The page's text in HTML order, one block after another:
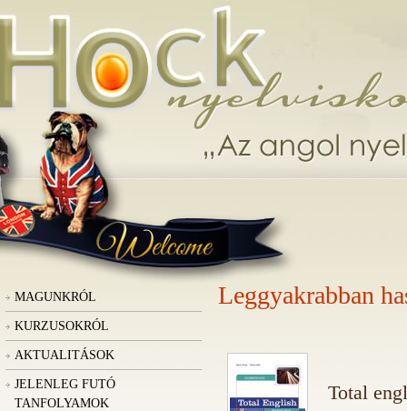
MAGUNKRÓL
KURZUSOKRÓL
AKTUALITÁSOK
JELENLEG FUTÓ
TANFOLYAMOK
Leggyakrabban
Total